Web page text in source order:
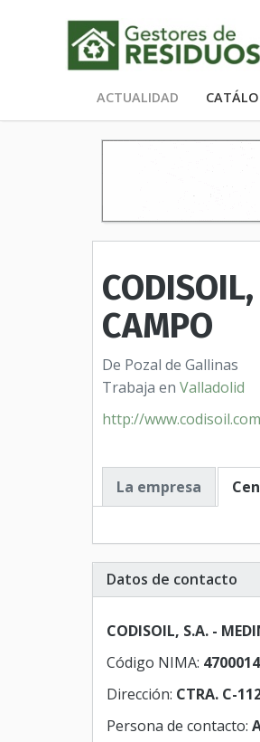
ACTUALIDAD
CAMPO
De Pozal de Gallinas
Trabaja en Valladolid
http://www.codisoil.com
La empresa
Datos de contacto
CODISOIL, S.A. -
Código NIMA:
Dirección: CTRA. C-
Persona de contacto: